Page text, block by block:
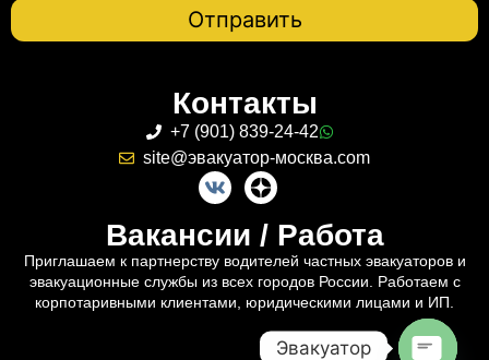
Контакты
+7 (901) 839-24-42
site@эвакуатор-москва.com
Вакансии / Работа
Приглашаем к партнерству водителей частных эвакуаторов и
эвакуационные службы из всех городов России. Работаем с
корпотаривными клиентами, юридическими лицами и ИП.
Эвакуатор